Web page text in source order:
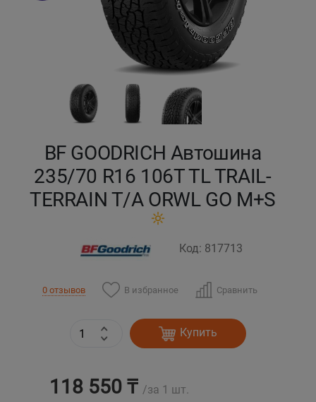
BF GOODRICH Автошина
235/70 R16 106T TL TRAIL-
TERRAIN T/A ORWL GO M+S
Код: 817713
0 отзывов В избранное Сравнить
Купить
118 550 ₸ /за 1 шт.
Кызылорда
Петропавловск
Семей
Усть-Каменогорск